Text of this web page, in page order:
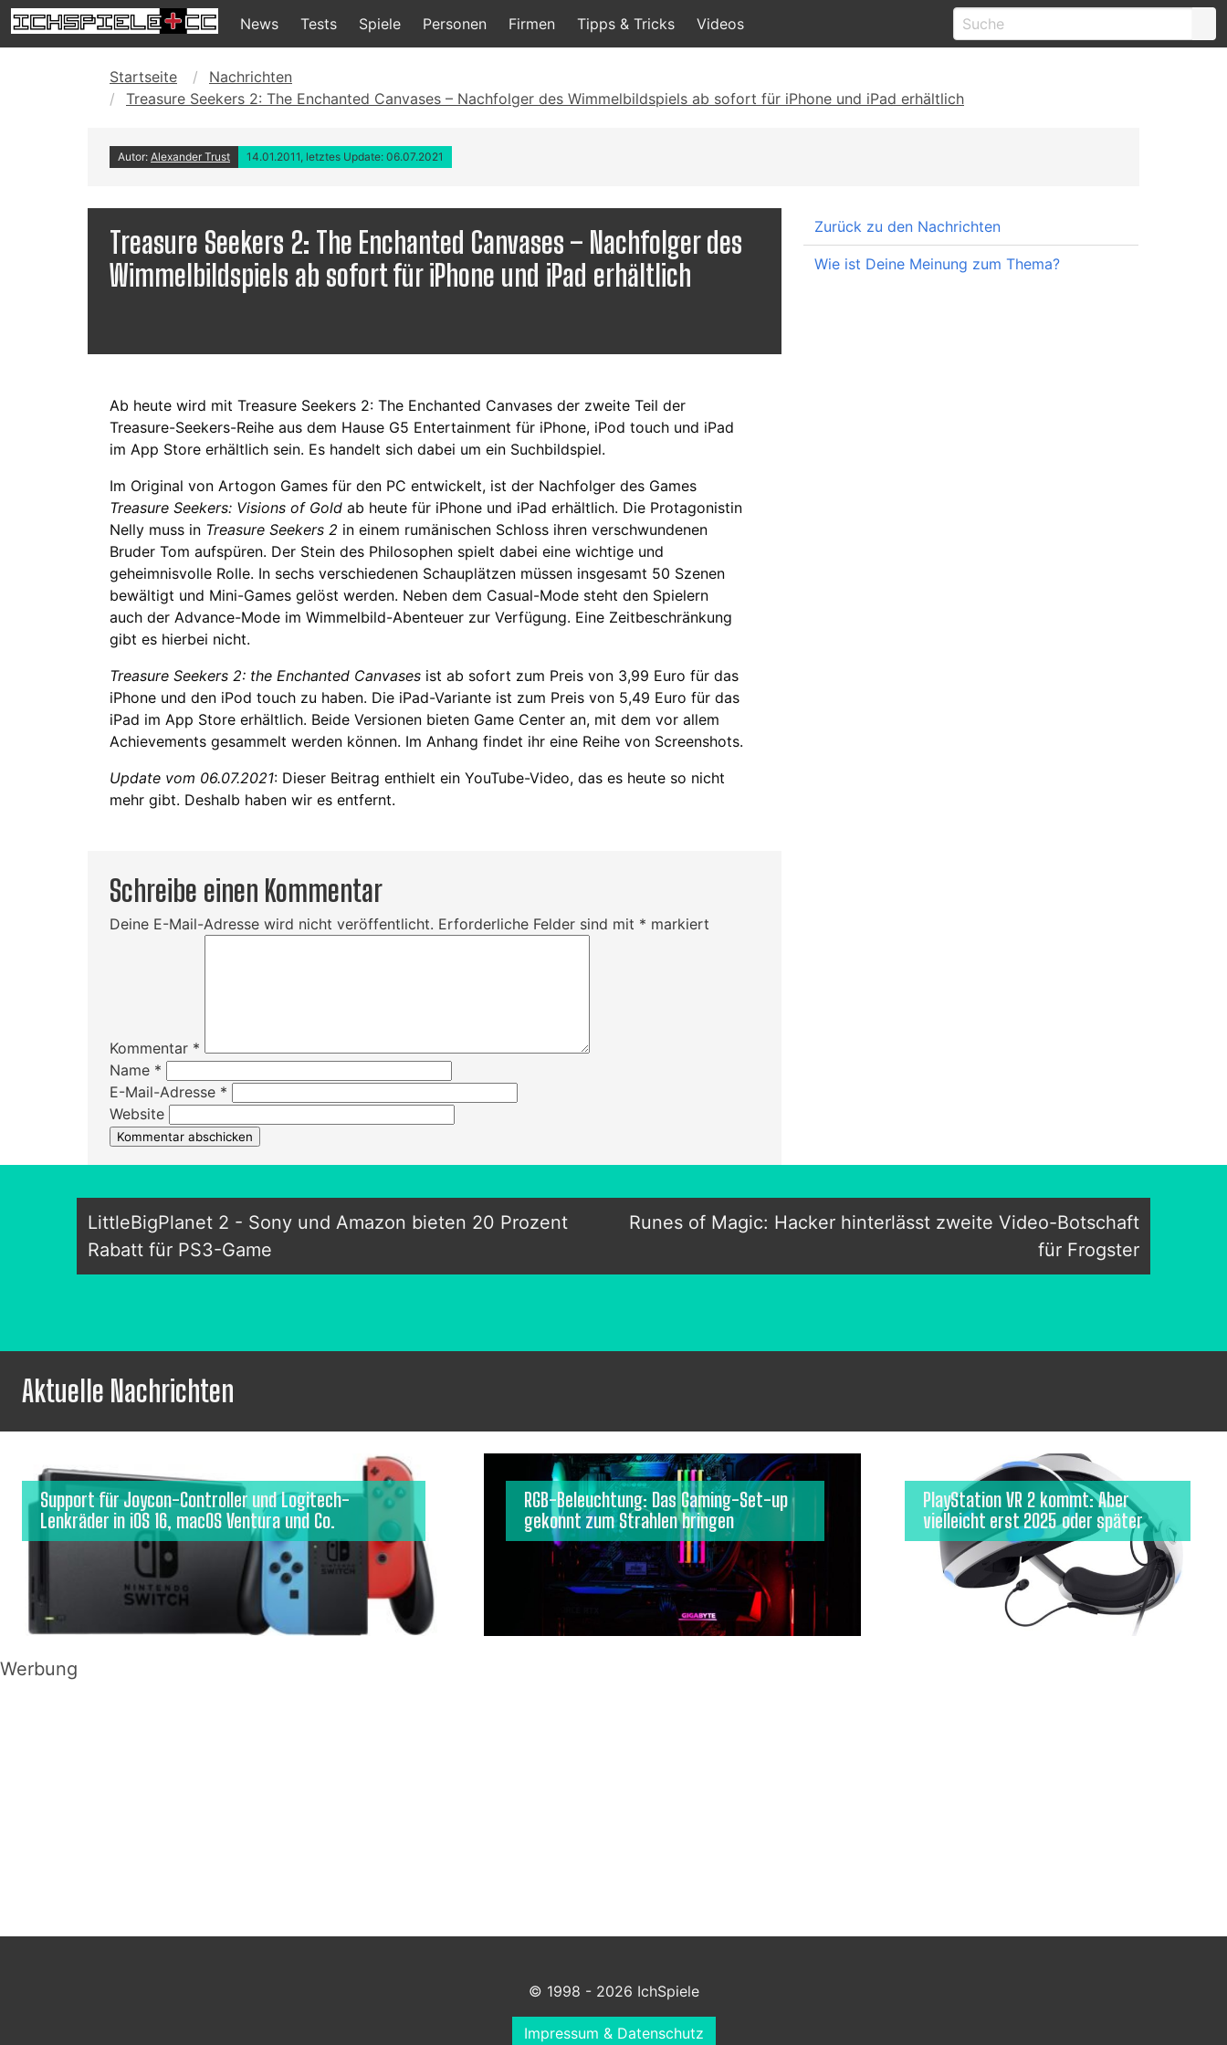
News Tests Spiele Personen Firmen Tipps & Tricks Videos
Startseite
Nachrichten
Treasure Seekers 2: The Enchanted Canvases – Nachfolger des Wimmelbildspiels ab sofort für iPhone und iPad erhältlich
Autor: Alexander Trust 14.01.2011, letztes Update: 06.07.2021
Treasure Seekers 2: The Enchanted Canvases – Nachfolger des
Wimmelbildspiels ab sofort für iPhone und iPad erhältlich
Ab heute wird mit Treasure Seekers 2: The Enchanted Canvases der zweite Teil der
Treasure-Seekers-Reihe aus dem Hause G5 Entertainment für iPhone, iPod touch und iPad
im App Store erhältlich sein. Es handelt sich dabei um ein Suchbildspiel.
Im Original von Artogon Games für den PC entwickelt, ist der Nachfolger des Games
Treasure Seekers: Visions of Gold ab heute für iPhone und iPad erhältlich. Die Protagonistin
Nelly muss in Treasure Seekers 2 in einem rumänischen Schloss ihren verschwundenen
Bruder Tom aufspüren. Der Stein des Philosophen spielt dabei eine wichtige und
geheimnisvolle Rolle. In sechs verschiedenen Schauplätzen müssen insgesamt 50 Szenen
bewältigt und Mini-Games gelöst werden. Neben dem Casual-Mode steht den Spielern
auch der Advance-Mode im Wimmelbild-Abenteuer zur Verfügung. Eine Zeitbeschränkung
gibt es hierbei nicht.
Treasure Seekers 2: the Enchanted Canvases ist ab sofort zum Preis von 3,99 Euro für das
iPhone und den iPod touch zu haben. Die iPad-Variante ist zum Preis von 5,49 Euro für das
iPad im App Store erhältlich. Beide Versionen bieten Game Center an, mit dem vor allem
Achievements gesammelt werden können. Im Anhang findet ihr eine Reihe von Screenshots.
Update vom 06.07.2021: Dieser Beitrag enthielt ein YouTube-Video, das es heute so nicht
mehr gibt. Deshalb haben wir es entfernt.
Schreibe einen Kommentar
Deine E-Mail-Adresse wird nicht veröffentlicht. Erforderliche Felder sind mit * markiert
Kommentar *
Name *
E-Mail-Adresse *
Website
Zurück zu den Nachrichten
Wie ist Deine Meinung zum Thema?
LittleBigPlanet 2 - Sony und Amazon bieten 20 Prozent
Rabatt für PS3-Game
Runes of Magic: Hacker hinterlässt zweite Video-Botschaft
für Frogster
Aktuelle Nachrichten
Support für Joycon-Controller und Logitech-
Lenkräder in iOS 16, macOS Ventura und Co.
RGB-Beleuchtung: Das Gaming-Set-up
gekonnt zum Strahlen bringen
PlayStation VR 2 kommt: Aber
vielleicht erst 2025 oder später
Werbung
© 1998 - 2026 IchSpiele
Impressum & Datenschutz